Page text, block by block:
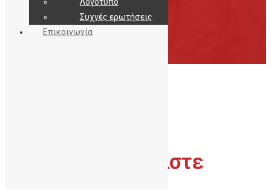
Ποιοί είμαστε
Συχνές ερωτήσεις
Επικοινωνία